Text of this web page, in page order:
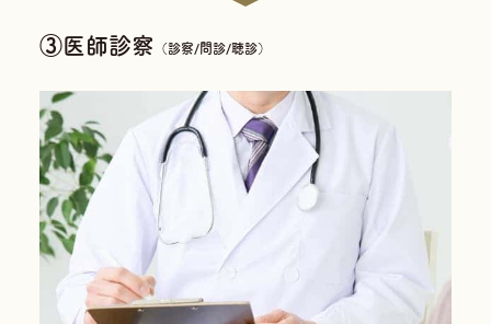
③医師診察 （診察/問診/聴診）